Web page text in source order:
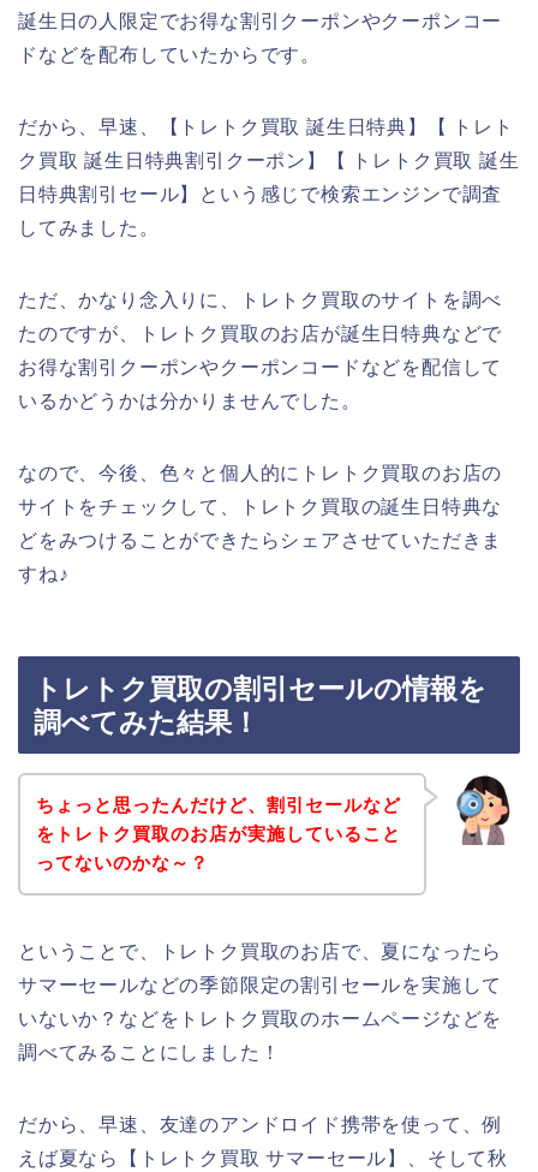
誕生日の人限定でお得な割引クーポンやクーポンコー
ドなどを配布していたからです。
だから、早速、【トレトク買取 誕生日特典】【 トレト
ク買取 誕生日特典割引クーポン】【 トレトク買取 誕生
日特典割引セール】という感じで検索エンジンで調査
してみました。
ただ、かなり念入りに、トレトク買取のサイトを調べ
たのですが、トレトク買取のお店が誕生日特典などで
お得な割引クーポンやクーポンコードなどを配信して
いるかどうかは分かりませんでした。
なので、今後、色々と個人的にトレトク買取のお店の
サイトをチェックして、トレトク買取の誕生日特典な
どをみつけることができたらシェアさせていただきま
すね♪
トレトク買取の割引セールの情報を
調べてみた結果！
ちょっと思ったんだけど、割引セールなど
をトレトク買取のお店が実施していること
ってないのかな～？
ということで、トレトク買取のお店で、夏になったら
サマーセールなどの季節限定の割引セールを実施して
いないか？などをトレトク買取のホームページなどを
調べてみることにしました！
だから、早速、友達のアンドロイド携帯を使って、例
えば夏なら【トレトク買取 サマーセール】、そして秋